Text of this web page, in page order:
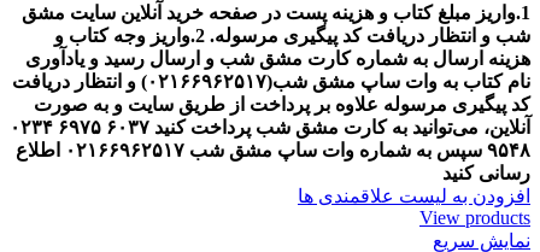
1.واریز مبلغ کتاب و هزینه پست در صفحه خرید آنلاین سایت مشق
شب و انتظار دریافت کد پیگیری مرسوله.
2.واریز وجه کتاب و
هزینه ارسال به شماره کارت مشق شب و ارسال رسید و یادآوری
نام کتاب به وات ساپ مشق شب(۰۲۱۶۶۹۶۲۵۱۷) و انتظار دریافت
کد پیگیری مرسوله علاوه بر پرداخت از طریق سایت و به صورت
آنلاین، می‌توانید به کارت مشق شب پرداخت کنید ۶۰۳۷ ۶۹۷۵ ۰۲۳۴
۹۵۴۸ سپس به شماره وات ساپ مشق شب ۰۲۱۶۶۹۶۲۵۱۷
اطلاع
رسانی کنید
افزودن به لیست علاقمندی ها
View products
نمایش سریع